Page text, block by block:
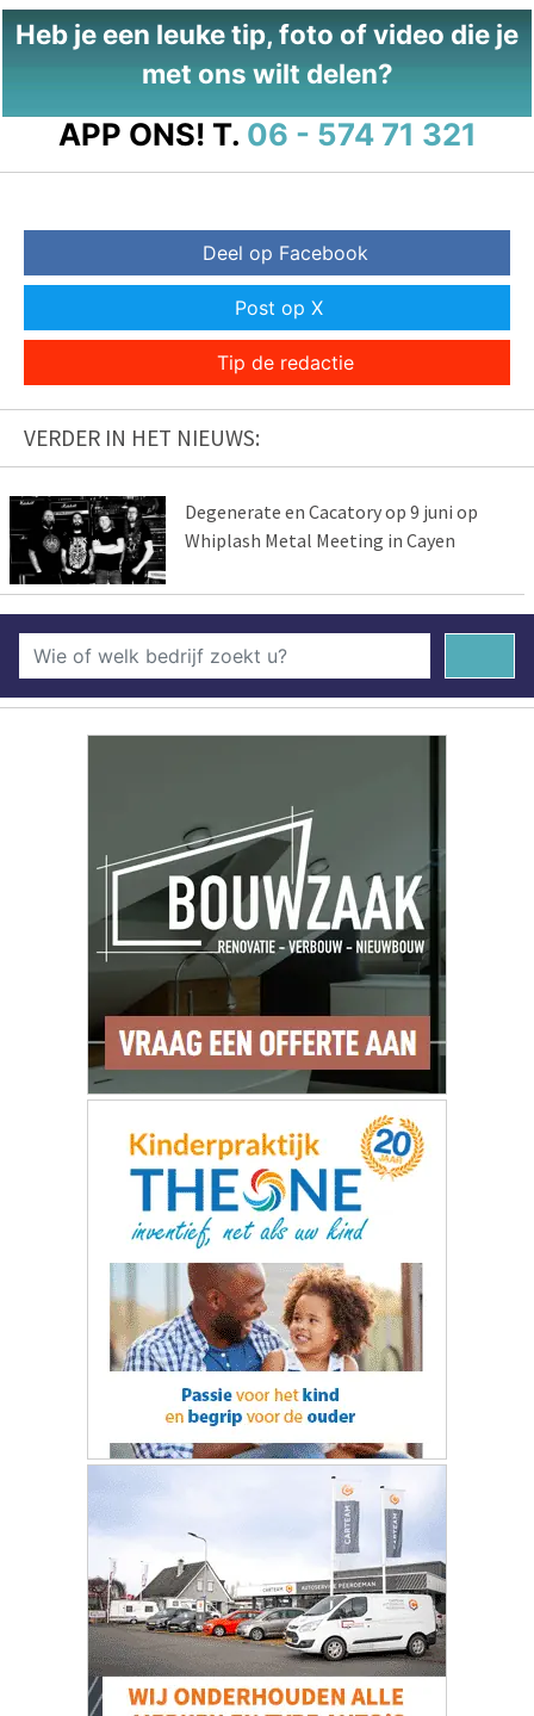
Heb je een leuke tip, foto of video die je
met ons wilt delen?
APP ONS! T. 06 - 574 71 321
Deel op Facebook
Post op X
Tip de redactie
VERDER IN HET NIEUWS:
Degenerate en Cacatory op 9 juni op
Whiplash Metal Meeting in Cayen